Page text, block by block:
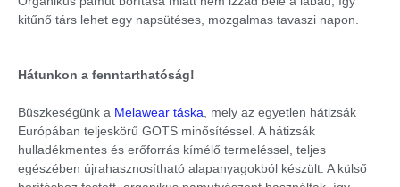
kitűnő társ lehet egy napsütéses, mozgalmas tavaszi napon.
Hátunkon a fenntarthatóság!
Büszkeségünk a Melawear táska, mely az egyetlen hátizsák
Európában teljeskörű GOTS minősítéssel. A hátizsák
hulladékmentes és erőforrás kímélő termeléssel, teljes
egészében újrahasznosítható alapanyagokból készült. A külső